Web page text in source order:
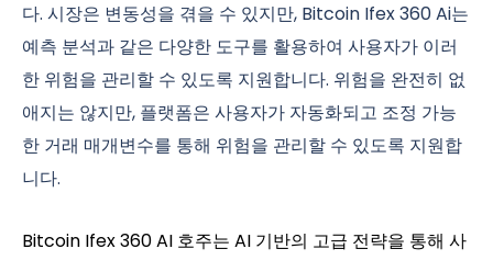
다. 시장은 변동성을 겪을 수 있지만, Bitcoin Ifex 360 Ai는
예측 분석과 같은 다양한 도구를 활용하여 사용자가 이러
한 위험을 관리할 수 있도록 지원합니다. 위험을 완전히 없
애지는 않지만, 플랫폼은 사용자가 자동화되고 조정 가능
한 거래 매개변수를 통해 위험을 관리할 수 있도록 지원합
니다.
Bitcoin Ifex 360 AI 호주는 AI 기반의 고급 전략을 통해 사